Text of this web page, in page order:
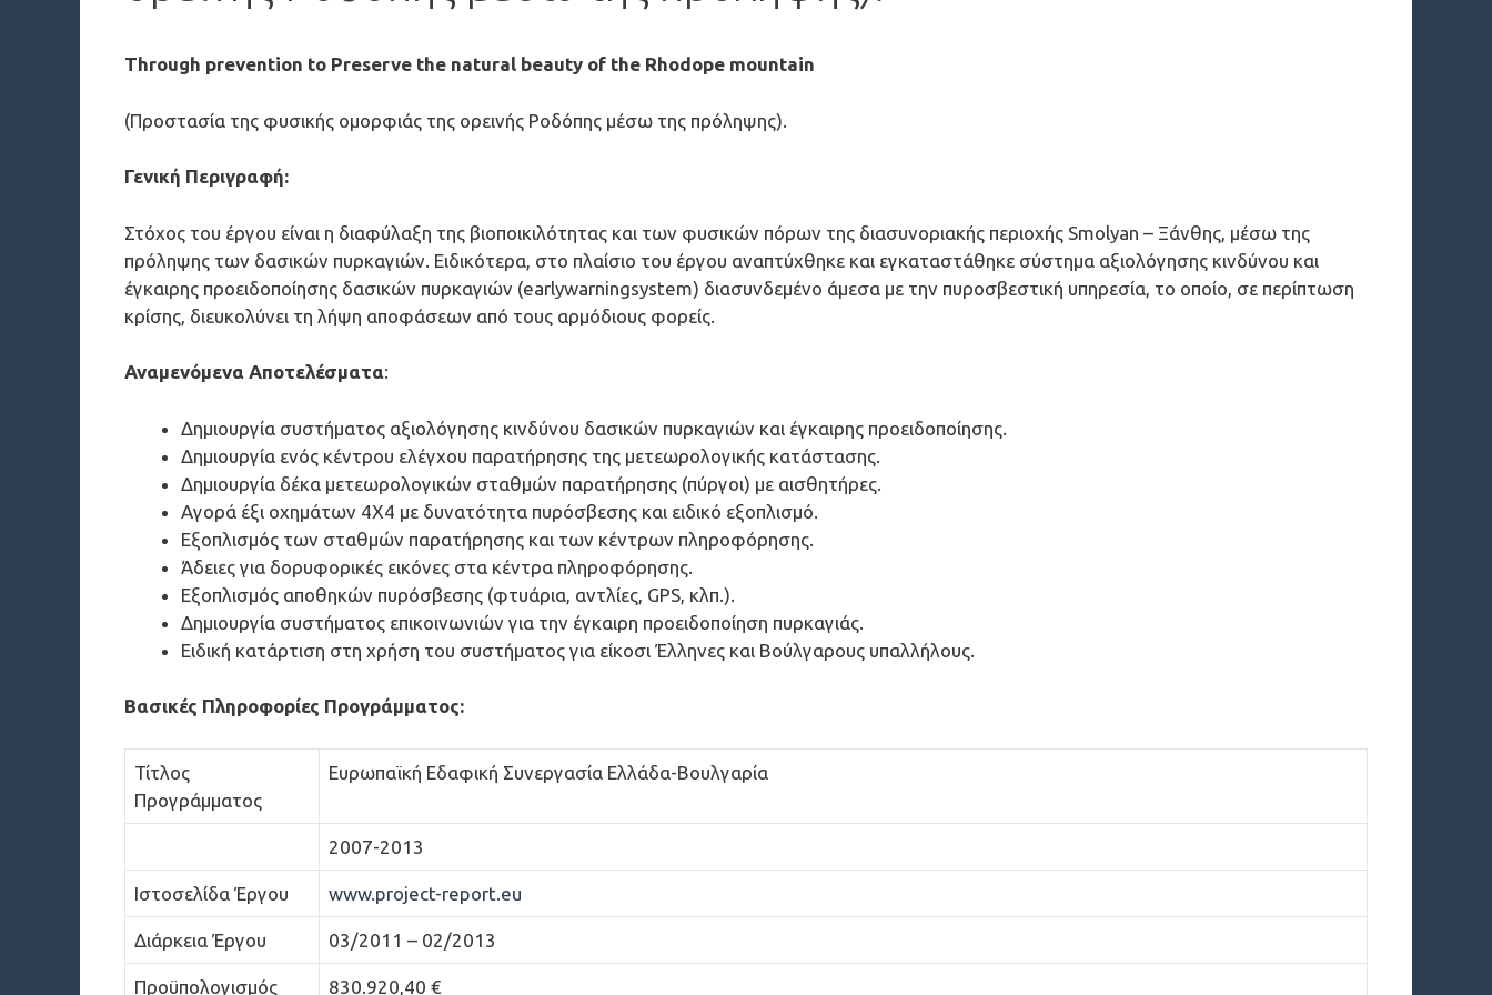
Through prevention to Preserve the natural beauty of the Rhodope mountain
(Προστασία της φυσικής ομορφιάς της ορεινής Ροδόπης μέσω της πρόληψης).
Γενική Περιγραφή:
Στόχος του έργου είναι η διαφύλαξη της βιοποικιλότητας και των φυσικών πόρων της διασυνοριακής περιοχής Smolyan – Ξάνθης, μέσω της
πρόληψης των δασικών πυρκαγιών. Ειδικότερα, στο πλαίσιο του έργου αναπτύχθηκε και εγκαταστάθηκε σύστημα αξιολόγησης κινδύνου και
έγκαιρης προειδοποίησης δασικών πυρκαγιών (earlywarningsystem) διασυνδεμένο άμεσα με την πυροσβεστική υπηρεσία, το οποίο, σε περίπτωση
κρίσης, διευκολύνει τη λήψη αποφάσεων από τους αρμόδιους φορείς.
Αναμενόμενα Αποτελέσματα:
Δημιουργία συστήματος αξιολόγησης κινδύνου δασικών πυρκαγιών και έγκαιρης προειδοποίησης.
Δημιουργία ενός κέντρου ελέγχου παρατήρησης της μετεωρολογικής κατάστασης.
Δημιουργία δέκα μετεωρολογικών σταθμών παρατήρησης (πύργοι) με αισθητήρες.
Αγορά έξι οχημάτων 4Χ4 με δυνατότητα πυρόσβεσης και ειδικό εξοπλισμό.
Εξοπλισμός των σταθμών παρατήρησης και των κέντρων πληροφόρησης.
Άδειες για δορυφορικές εικόνες στα κέντρα πληροφόρησης.
Εξοπλισμός αποθηκών πυρόσβεσης (φτυάρια, αντλίες, GPS, κλπ.).
Δημιουργία συστήματος επικοινωνιών για την έγκαιρη προειδοποίηση πυρκαγιάς.
Ειδική κατάρτιση στη χρήση του συστήματος για είκοσι Έλληνες και Βούλγαρους υπαλλήλους.
Βασικές Πληροφορίες Προγράμματος:
Τίτλος
Προγράμματος
Ευρωπαϊκή Εδαφική Συνεργασία Ελλάδα-Βουλγαρία
2007-2013
Ιστοσελίδα Έργου www.project-report.eu
Διάρκεια Έργου 03/2011 – 02/2013
Προϋπολογισμός 830.920,40 €